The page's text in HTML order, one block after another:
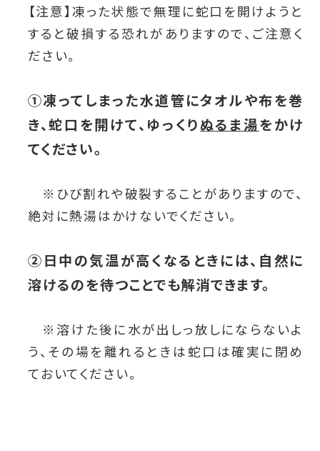
【注意】凍った状態で無理に蛇口を開けようと
すると破損する恐れがありますので、ご注意く
ださい。
①凍ってしまった水道管にタオルや布を巻
き、蛇口を開けて、ゆっくりぬるま湯をかけ
てください。
※ ひび割れや破裂することがありますので、
絶対に熱湯はかけないでください。
②日中の気温が高くなるときには、自然に
溶けるのを待つことでも解消できます。
※ 溶けた後に水が出しっ放しにならないよ
う、その場を離れるときは蛇口は確実に閉め
ておいてください。